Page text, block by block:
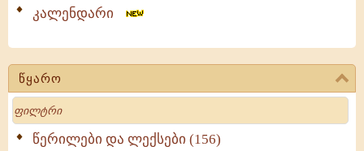
კალენდარი
წყარო
Search
წერილები და ლექსები (156)